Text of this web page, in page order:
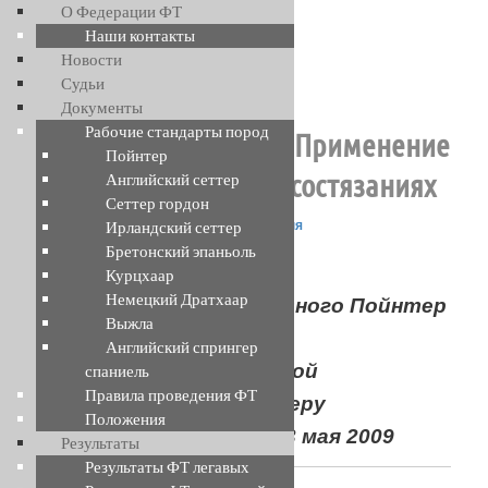
Перейти
основному
содержимомуФедерация Филд Трайла
Жан Клод Дарригад: Применение
пойнтера на охоте и состязаниях
Опубликовано13.07.2019автором Псарня
Жан Клод Дарригад
Президент Международного Пойнтер
Доклад на международной
конференции по Пойнтеру
Алессандрия (Италия) 3 мая 2009
О Федерации ФТ
Наши контакты
Новости
Судьи
Документы
Рабочие стандарты пород
Пойнтер
Английский сеттер
Сеттер гордон
Ирландский сеттер
Бретонский эпаньоль
Курцхаар
Немецкий Дратхаар
Выжла
Английский спрингер
спаниель
Правила проведения ФТ
Положения
Результаты
Результаты ФТ легавых